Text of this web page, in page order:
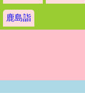
鹿島詣